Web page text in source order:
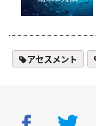
アセスメント